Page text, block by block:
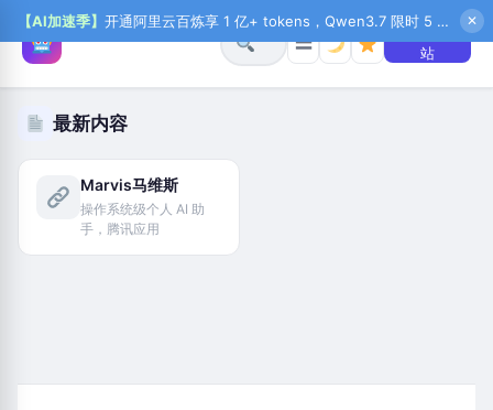
【AI加速季】 开通阿里云百炼享 1 亿+ tokens，Qwen3.7 限时 5 折起，秒悟新注送 1 万积分，加入 OPC 赢百万助力金，QoderWork CN 首月 0 元 ✕
☰
+ 提交网
站
最新内容
Marvis马维斯
操作系统级个人 AI 助
手，腾讯应用